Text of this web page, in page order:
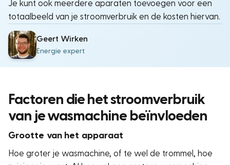
Je kunt ook meerdere aparaten toevoegen voor een
totaalbeeld van je stroomverbruik en de kosten hiervan.
Geert Wirken
Energie expert
Factoren die het stroomverbruik
van je wasmachine beïnvloeden
Grootte van het apparaat
Hoe groter je wasmachine, of te wel de trommel, hoe